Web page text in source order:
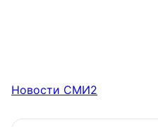
Новости СМИ2